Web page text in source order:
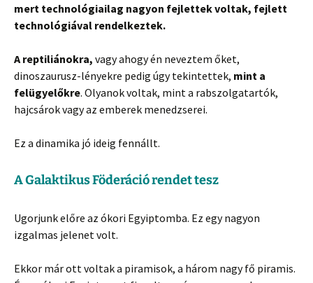
mert technológiailag nagyon fejlettek voltak, fejlett
technológiával rendelkeztek.
A reptiliánokra, vagy ahogy én neveztem őket,
dinoszaurusz-lényekre pedig úgy tekintettek, mint a
felügyelőkre. Olyanok voltak, mint a rabszolgatartók,
hajcsárok vagy az emberek menedzserei.
Ez a dinamika jó ideig fennállt.
A Galaktikus Föderáció rendet tesz
Ugorjunk előre az ókori Egyiptomba. Ez egy nagyon
izgalmas jelenet volt.
Ekkor már ott voltak a piramisok, a három nagy fő piramis.